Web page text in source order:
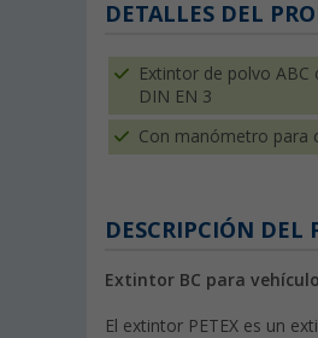
DETALLES DEL
Extintor de polvo
DIN EN 3
Con manómetro para
DESCRIPCIÓN DEL
Extintor BC para
El extintor PETEX es un